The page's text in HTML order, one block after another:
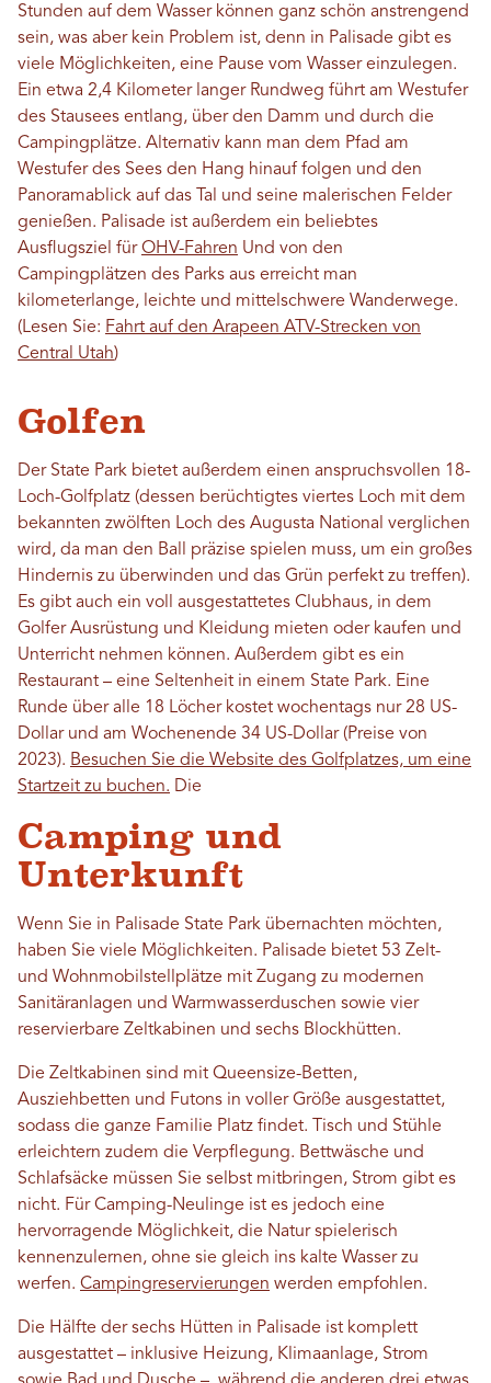
Stunden auf dem Wasser können ganz schön anstrengend
sein, was aber kein Problem ist, denn in Palisade gibt es
viele Möglichkeiten, eine Pause vom Wasser einzulegen.
Ein etwa 2,4 Kilometer langer Rundweg führt am Westufer
des Stausees entlang, über den Damm und durch die
Campingplätze. Alternativ kann man dem Pfad am
Westufer des Sees den Hang hinauf folgen und den
Panoramablick auf das Tal und seine malerischen Felder
genießen. Palisade ist außerdem ein beliebtes
Ausflugsziel fürOHV-Fahren Und von den
Campingplätzen des Parks aus erreicht man
kilometerlange, leichte und mittelschwere Wanderwege.
(Lesen Sie: Fahrt auf den Arapeen ATV-Strecken von
Central Utah)
Golfen
Der State Park bietet außerdem einen anspruchsvollen 18-
Loch-Golfplatz (dessen berüchtigtes viertes Loch mit dem
bekannten zwölften Loch des Augusta National verglichen
wird, da man den Ball präzise spielen muss, um ein großes
Hindernis zu überwinden und das Grün perfekt zu treffen).
Es gibt auch ein voll ausgestattetes Clubhaus, in dem
Golfer Ausrüstung und Kleidung mieten oder kaufen und
Unterricht nehmen können. Außerdem gibt es ein
Restaurant – eine Seltenheit in einem State Park. Eine
Runde über alle 18 Löcher kostet wochentags nur 28 US-
Dollar und am Wochenende 34 US-Dollar (Preise von
2023). Besuchen Sie die Website des Golfplatzes, um eine
Startzeit zu buchen. Die
Camping und
Unterkunft
Wenn Sie in Palisade State Park übernachten möchten,
haben Sie viele Möglichkeiten. Palisade bietet 53 Zelt-
und Wohnmobilstellplätze mit Zugang zu modernen
Sanitäranlagen und Warmwasserduschen sowie vier
reservierbare Zeltkabinen und sechs Blockhütten.
Die Zeltkabinen sind mit Queensize-Betten,
Ausziehbetten und Futons in voller Größe ausgestattet,
sodass die ganze Familie Platz findet. Tisch und Stühle
erleichtern zudem die Verpflegung. Bettwäsche und
Schlafsäcke müssen Sie selbst mitbringen, Strom gibt es
nicht. Für Camping-Neulinge ist es jedoch eine
hervorragende Möglichkeit, die Natur spielerisch
kennenzulernen, ohne sie gleich ins kalte Wasser zu
werfen. Campingreservierungen werden empfohlen.
Die Hälfte der sechs Hütten in Palisade ist komplett
ausgestattet – inklusive Heizung, Klimaanlage, Strom